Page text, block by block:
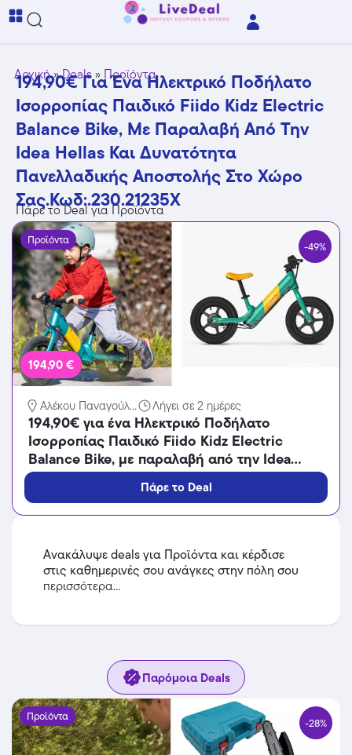
Αρχική»Deals » Προϊόντα
194,90€ Για Ένα Ηλεκτρικό Ποδήλατο
Ισορροπίας Παιδικό Fiido Kidz Electric
Balance Bike, Με Παραλαβή Από Την
Idea Hellas Και Δυνατότητα
Πανελλαδικής Αποστολής Στο Χώρo
Σας.Κωδ:.230.21235X
Πάρε το Deal για Προϊόντα
Προϊόντα -49%
194,90 €
Αλέκου Παναγούλ... Λήγει σε 2 ημέρες
194,90€ για ένα Ηλεκτρικό Ποδήλατο
Ισορροπίας Παιδικό Fiido Kidz Electric
Balance Bike, με παραλαβή από την Idea
Hellas και δυνατότητα πανελλαδικής
αποστολής στο χώρo σας.Κωδ:.230.21235X
Πάρε το Deal
Ανακάλυψε deals για Προϊόντα και κέρδισε
στις καθημερινές σου ανάγκες στην πόλη σου
περισσότερα...
Παρόμοια Deals
Προϊόντα -28%